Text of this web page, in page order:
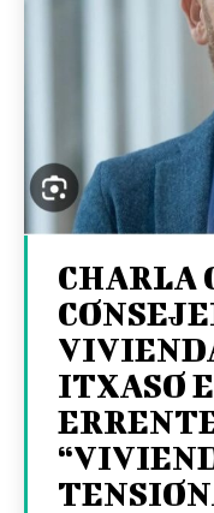
CHARLA
ITXASO